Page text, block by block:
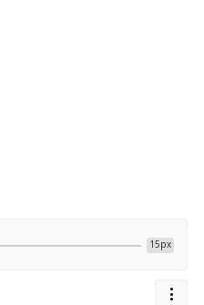
15px